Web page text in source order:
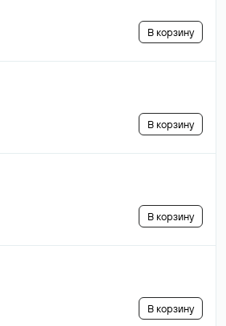
В корзину
В корзину
В корзину
В корзину